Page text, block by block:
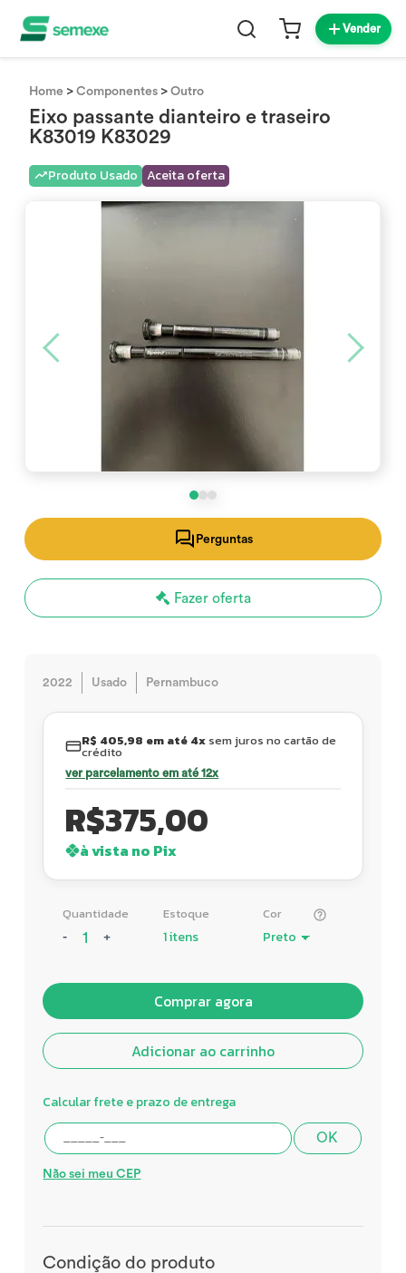
Vender
Home >Componentes >Outro
Eixo passante dianteiro e traseiro
K83019 K83029
Produto Usado Aceita oferta
Perguntas
Fazer oferta
2022 Usado Pernambuco
R$ 405,98 em até 4xsem juros no cartão de
crédito
ver parcelamento em até 12x
R$375,00
à vista no Pix
Quantidade
- +
Estoque
1 itens
Cor
Comprar agora
Adicionar ao carrinho
Calcular frete e prazo de entrega
OK
Não sei meu CEP
Condição do produto